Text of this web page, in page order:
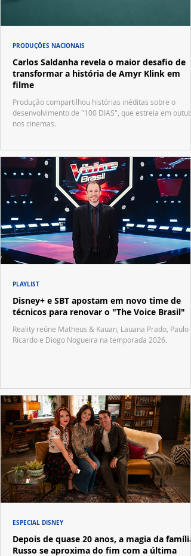
Carlos Saldanha revela o maior desafio de
transformar a história de Amyr Klink em
filme
Produção compartilhou histórias inéditas sobre o
desenvolvimento de "100 DIAS", que estreia em
nos cinemas.
PRODUÇÕES NACIONAIS
Disney+ e SBT apostam em novo time de
técnicos para renovar o "The Voice Brasil"
Reality reúne Matheus & Kauan, Lauana Prado, Paulo
Ricardo e Diogo Nogueira na temporada 2026.
PLAYLIST
Depois de quase 20 anos, a magia da família
Russo se aproxima do fim com a última
ESPECIAL DISNEY